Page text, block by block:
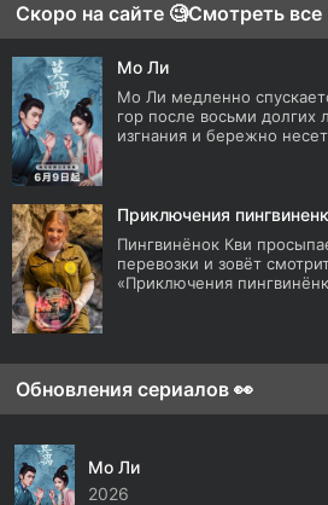
Скоро на сайте 🧐Смотреть все
Мо Ли
Мо Ли медленно
гор после восьми долгих
изгнания и бережно
Приключения
Пингвинёнок Кви
перевозки и зовёт
«Приключения
Обновления сериалов 👀
Мо Ли
2026